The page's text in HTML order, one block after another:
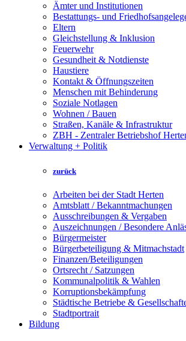
Ämter und Institutionen
Bestattungs- und
Eltern
Gleichstellung & Inklusion
Feuerwehr
Gesundheit & Notdienste
Haustiere
Kontakt & Öffnungszeiten
Menschen mit Behinderung
Soziale Notlagen
Wohnen / Bauen
Straßen, Kanäle & Infrastruktur
ZBH - Zentraler Betriebshof
Verwaltung + Politik
zurück
Arbeiten bei der Stadt Herten
Amtsblatt / Bekanntmachungen
Ausschreibungen & Vergaben
Auszeichnungen / Besondere
Bürgermeister
Bürgerbeteiligung & Mitmachstadt
Finanzen/Beteiligungen
Ortsrecht / Satzungen
Kommunalpolitik & Wahlen
Korruptionsbekämpfung
Städtische Betriebe &
Stadtportrait
Bildung